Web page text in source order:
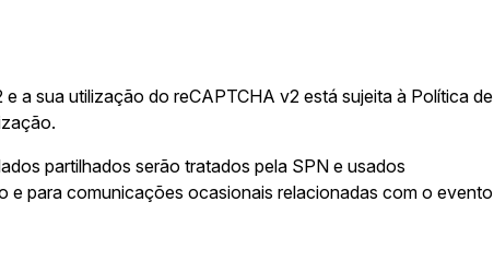
a sua utilização do reCAPTCHA v2 está sujeita à Política de
.
partilhados serão tratados pela SPN e usados
e para comunicações ocasionais relacionadas com o evento